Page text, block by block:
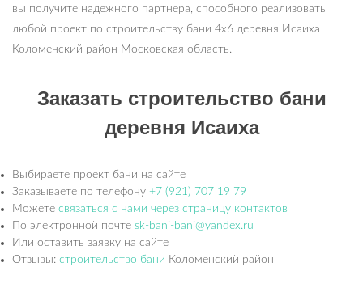
вы получите надежного партнера, способного реализовать
любой проект по строительству бани 4х6 деревня Исаиха
Коломенский район Московская область.
Заказать строительство бани
деревня Исаиха
Выбираете проект бани на сайте
Заказываете по телефону +7 (921) 707 19 79
Можете связаться с нами через страницу контактов
По электронной почте sk-bani-bani@yandex.ru
Или оставить заявку на сайте
Отзывы: строительство бани Коломенский район